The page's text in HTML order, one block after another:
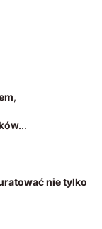
,
..
nie tylko